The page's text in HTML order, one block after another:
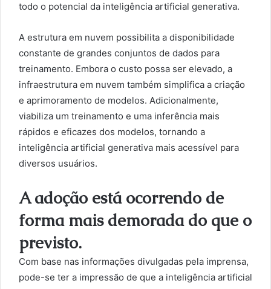
todo o potencial da inteligência artificial generativa.
A estrutura em nuvem possibilita a disponibilidade
constante de grandes conjuntos de dados para
treinamento. Embora o custo possa ser elevado, a
infraestrutura em nuvem também simplifica a criação
e aprimoramento de modelos. Adicionalmente,
viabiliza um treinamento e uma inferência mais
rápidos e eficazes dos modelos, tornando a
inteligência artificial generativa mais acessível para
diversos usuários.
A adoção está ocorrendo de
forma mais demorada do que o
previsto.
Com base nas informações divulgadas pela imprensa,
pode-se ter a impressão de que a inteligência artificial